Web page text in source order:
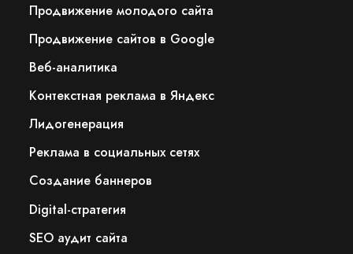
Продвижение молодого сайта
Продвижение сайтов в Google
Веб-аналитика
Контекстная реклама в Яндекс
Лидогенерация
Реклама в социальных сетях
Создание баннеров
Digital-стратегия
SEO аудит сайта